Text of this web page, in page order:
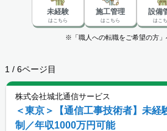
未経験
はこちら
施工管理
はこちら
設備
はこ
※「職人への転職をご希望の方」
1 / 6ページ目
株式会社城北通信サービス
＜東京＞【通信工事技術者】未経
制／年収1000万円可能